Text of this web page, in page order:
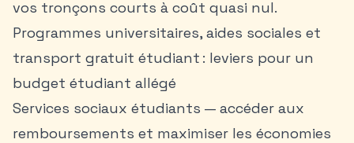
vos tronçons courts à coût quasi nul.
Programmes universitaires, aides sociales et
transport gratuit étudiant : leviers pour un
budget étudiant allégé
Services sociaux étudiants — accéder aux
remboursements et maximiser les économies